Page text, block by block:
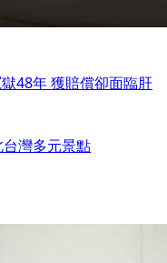
48年 獲賠償卻面臨肝
灣多元景點